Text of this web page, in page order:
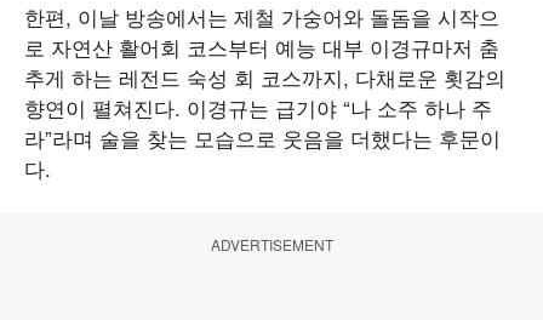
한편, 이날 방송에서는 제철 가숭어와 돌돔을 시작으
로 자연산 활어회 코스부터 예능 대부 이경규마저 춤
추게 하는 레전드 숙성 회 코스까지, 다채로운 횟감의
향연이 펼쳐진다. 이경규는 급기야 “나 소주 하나 주
라”라며 술을 찾는 모습으로 웃음을 더했다는 후문이
다.
ADVERTISEMENT